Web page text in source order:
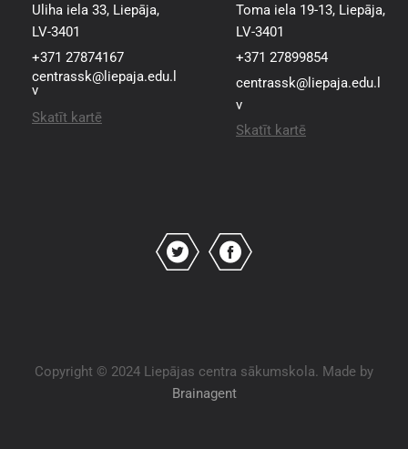
Uliha iela 33, Liepāja,
LV-3401
+371 27874167
centrassk@liepaja.edu.l
v
Skatīt kartē
Toma iela 19-13, Liepāja,
LV-3401
+371 27899854
centrassk@liepaja.edu.l
v
Skatīt kartē
Copyright © 2024 Liepājas centra sākumskola. Made by
Brainagent